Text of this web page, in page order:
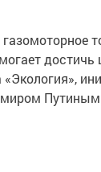
достичь